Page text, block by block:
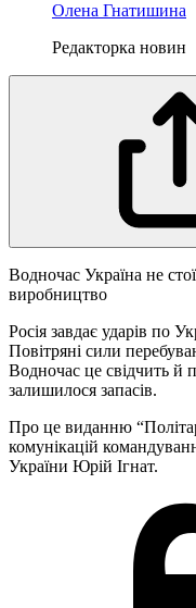
Олена Гнатишина
Редакторка новин
Водночас Україна не
виробництво
Росія завдає ударів по
Повітряні сили
Водночас це свідчить й
залишилося запасів.
Про це виданню
комунікацій
України Юрій Ігнат.